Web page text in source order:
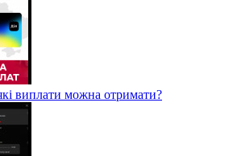
виплати можна отримати?